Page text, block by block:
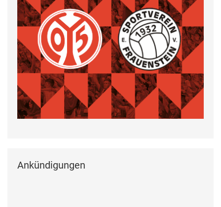
Ankündigungen